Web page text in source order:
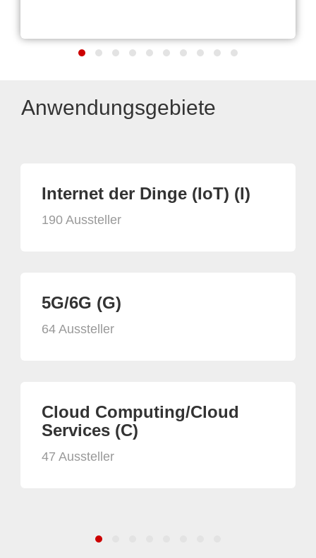
Anwendungsgebiete
Internet der Dinge (IoT) (I)
190 Aussteller
5G/6G (G)
64 Aussteller
Cloud Computing/Cloud
Services (C)
47 Aussteller